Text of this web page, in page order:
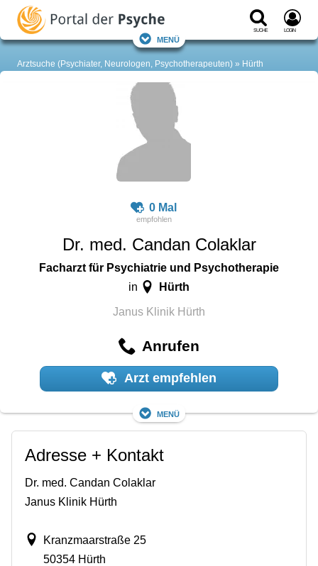
Suche Login
Menü
Arztsuche (Psychiater, Neurologen, Psychotherapeuten) Hürth
0 Mal
Dr. med. Candan Colaklar
Facharzt für Psychiatrie und Psychotherapie
in Hürth
Janus Klinik Hürth
Anrufen
Arzt empfehlen
Menü
Adresse + Kontakt
Dr. med. Candan Colaklar
Janus Klinik Hürth
Kranzmaarstraße 25
50354 Hürth